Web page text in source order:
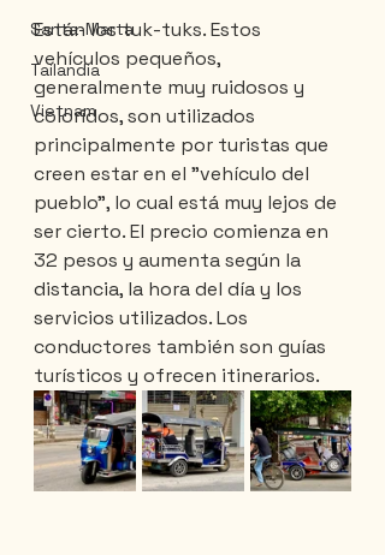
Santa-Marta
Tailandia
Vietnam
Están los tuk-tuks. Estos
vehículos pequeños,
generalmente muy ruidosos y
coloridos, son utilizados
principalmente por turistas que
creen estar en el "vehículo del
pueblo", lo cual está muy lejos de
ser cierto. El precio comienza en
32 pesos y aumenta según la
distancia, la hora del día y los
servicios utilizados. Los
conductores también son guías
turísticos y ofrecen itinerarios.